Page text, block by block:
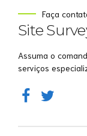
Faça
Site
Assuma o
serviços